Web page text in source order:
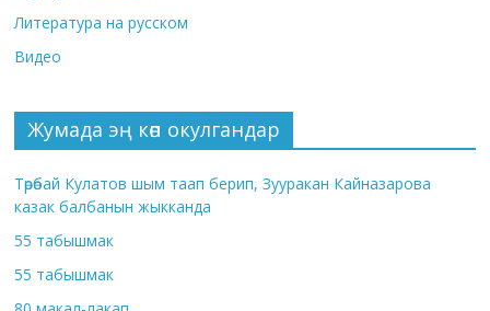
Литература на русском
Видео
Жумада эң көп окулгандар
Төрөбай Кулатов шым таап берип, Зууракан Кайназарова
казак балбанын жыкканда
55 табышмак
55 табышмак